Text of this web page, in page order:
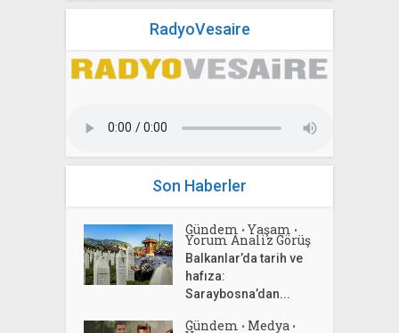
RadyoVesaire
Son Haberler
Gündem • Yaşam •
Yorum Analiz Görüş
Balkanlar’da tarih ve
hafıza:
Saraybosna’dan...
Gündem • Medya •